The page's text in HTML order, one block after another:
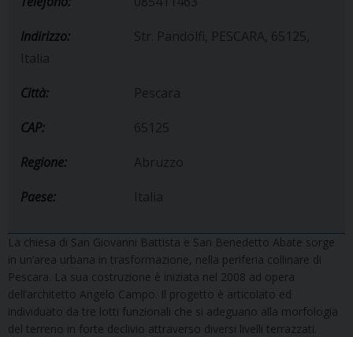
Indirizzo:
Str. Pandolfi, PESCARA, 65125,
Italia
Città:
Pescara
CAP:
65125
Regione:
Abruzzo
Paese:
Italia
La chiesa di San Giovanni Battista e San Benedetto Abate sorge
in un’area urbana in trasformazione, nella periferia collinare di
Pescara. La sua costruzione è iniziata nel 2008 ad opera
dell’architetto Angelo Campo. Il progetto è articolato ed
individuato da tre lotti funzionali che si adeguano alla morfologia
del terreno in forte declivio attraverso diversi livelli terrazzati.